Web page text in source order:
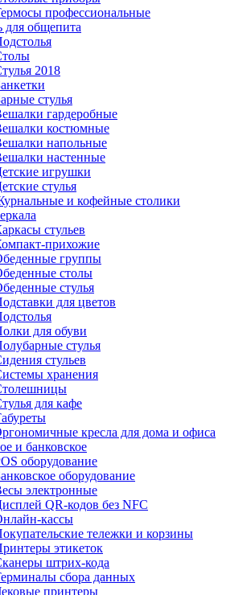
профессиональные
для общепита
2018
стулья
гардеробные
костюмные
напольные
настенные
игрушки
стулья
и кофейные столики
стульев
прихожие
группы
столы
стулья
для цветов
для обуви
стулья
стульев
хранения
для кафе
кресла для дома и офиса
и банковское
оборудование
оборудование
электронные
QR-кодов без NFC
кассы
тележки и корзины
этикеток
штрих-кода
сбора данных
принтеры